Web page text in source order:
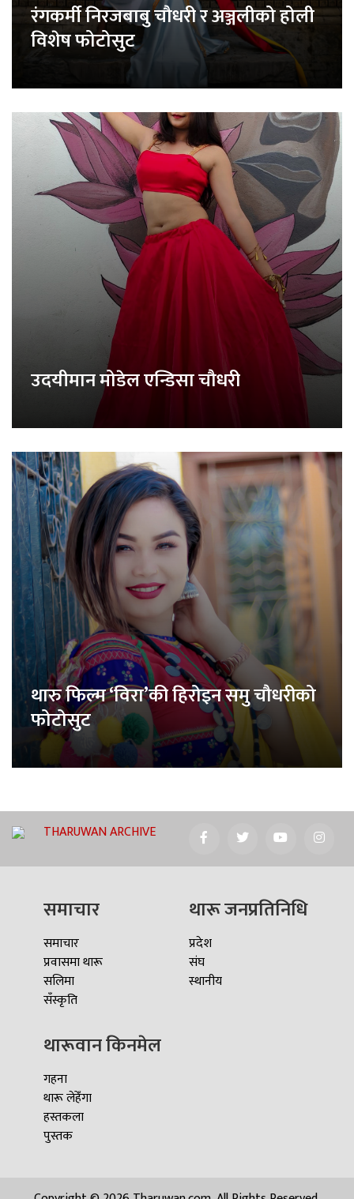
रंगकर्मी निरजबाबु चौधरी र अञ्जलीको होली
विशेष फोटोसुट
उदयीमान मोडेल एन्डिसा चौधरी
थारु फिल्म ‘विरा’की हिरोइन समु चौधरीको
फोटोसुट
THARUWAN ARCHIVE
समाचार
समाचार
प्रवासमा थारू
सलिमा
सँस्कृति
थारू जनप्रतिनिधि
प्रदेश
संघ
स्थानीय
थारूवान किनमेल
गहना
थारू लेहेँगा
हस्तकला
पुस्तक